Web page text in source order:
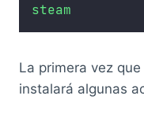
steam
La primera vez
instalará algunas